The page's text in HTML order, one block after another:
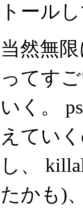
トール
当然無
ってす
いく。
えてい
し、
たかも)